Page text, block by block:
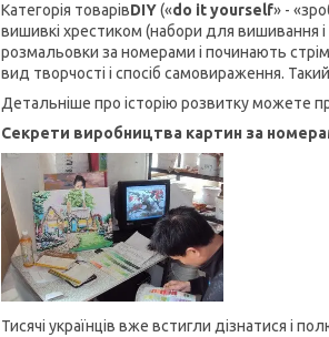
Категорія товарівDIY(«do it yourself» -
вишивкі хрестиком (набори для вишивання
розмальовки за номерами і починають
вид творчості і спосіб самовираження.
Детальніше про історію розвитку можете
Секрети виробництва картин за
Тисячі українців вже встигли дізнатися і